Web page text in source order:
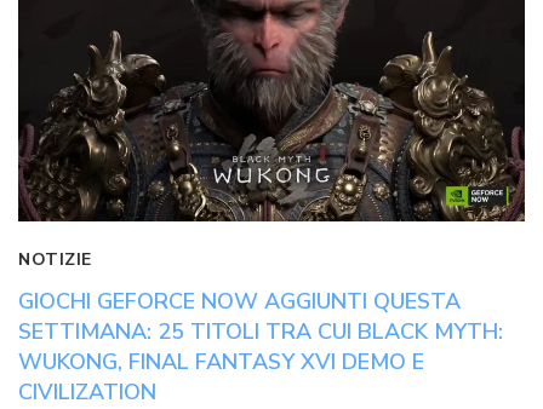
NOTIZIE
GIOCHI GEFORCE NOW AGGIUNTI QUESTA
SETTIMANA: 25 TITOLI TRA CUI BLACK MYTH:
WUKONG, FINAL FANTASY XVI DEMO E
CIVILIZATION